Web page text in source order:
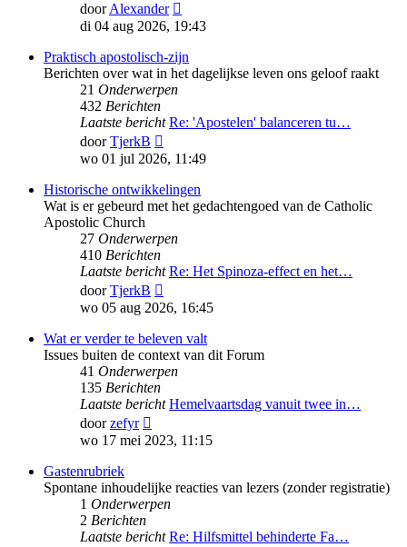
doorAlexander
laatste
di 04 aug 2026, 19:43
Praktisch apostolisch-zijn
Berichten over wat in het dagelijkse leven ons geloof raakt
21 Onderwerpen
432 Berichten
Laatste bericht Re: 'Apostelen' balanceren tu…
doorTjerkB
laatste
wo 01 jul 2026, 11:49
Historische ontwikkelingen
Wat is er gebeurd met het gedachtengoed van de Catholic
Apostolic Church
27 Onderwerpen
410 Berichten
Laatste bericht Re: Het Spinoza-effect en het…
doorTjerkB
laatste
wo 05 aug 2026, 16:45
Wat er verder te beleven valt
Issues buiten de context van dit Forum
41 Onderwerpen
135 Berichten
Laatste bericht Hemelvaartsdag vanuit twee in…
doorzefyr
laatste
wo 17 mei 2023, 11:15
Gastenrubriek
Spontane inhoudelijke reacties van lezers (zonder registratie)
1 Onderwerpen
2 Berichten
Laatste bericht Re: Hilfsmittel behinderte Fa…